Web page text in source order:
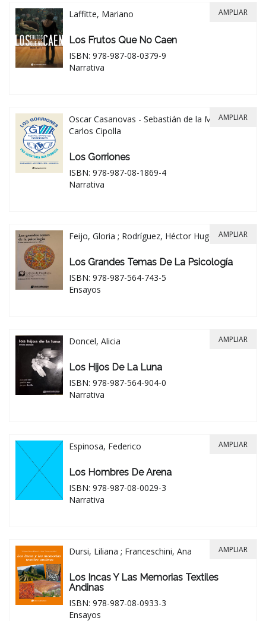
Laffitte, Mariano
Los Frutos Que No Caen
ISBN: 978-987-08-0379-9
Narrativa
AMPLIAR
Oscar Casanovas - Sebastián de la Mata -
Carlos Cipolla
Los Gorriones
ISBN: 978-987-08-1869-4
Narrativa
AMPLIAR
Feijo, Gloria ; Rodríguez, Héctor Hugo
Los Grandes Temas De La Psicología
ISBN: 978-987-564-743-5
Ensayos
AMPLIAR
Doncel, Alicia
Los Hijos De La Luna
ISBN: 978-987-564-904-0
Narrativa
AMPLIAR
Espinosa, Federico
Los Hombres De Arena
ISBN: 978-987-08-0029-3
Narrativa
AMPLIAR
Dursi, Liliana ; Franceschini, Ana
Los Incas Y Las Memorias Textiles
Andinas
ISBN: 978-987-08-0933-3
Ensayos
AMPLIAR